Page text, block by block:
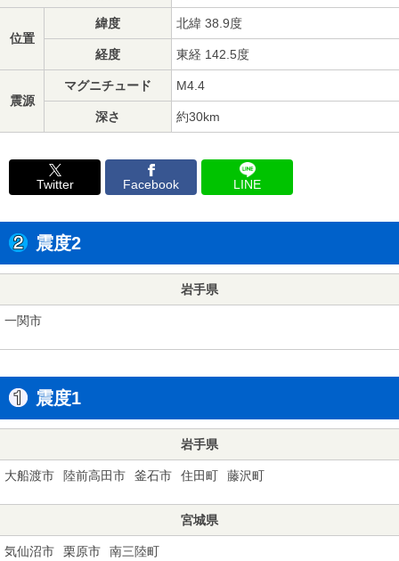
位置
緯度 北緯 38.9度
経度 東経 142.5度
震源
マグニチュード M4.4
深さ 約30km
Twitter Facebook LINE
震度2
岩手県
一関市
震度1
岩手県
大船渡市 陸前高田市 釜石市 住田町 藤沢町
宮城県
気仙沼市 栗原市 南三陸町